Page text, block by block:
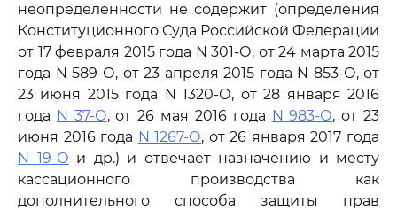
неопределенности не содержит (определения
Конституционного Суда Российской Федерации
от 17 февраля 2015 года N 301-О, от 24 марта 2015
года N 589-О, от 23 апреля 2015 года N 853-О, от
23 июня 2015 года N 1320-О, от 28 января 2016
года N 37-О, от 26 мая 2016 года N 983-О, от 23
июня 2016 года N 1267-О, от 26 января 2017 года
N 19-О и др.) и отвечает назначению и месту
кассационного производства как
дополнительного способа защиты прав